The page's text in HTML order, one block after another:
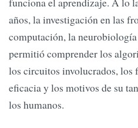
años, la investigación en las
computación, la
permitió comprender los
los circuitos involucrados, los
eficacia y los motivos de su
los humanos.